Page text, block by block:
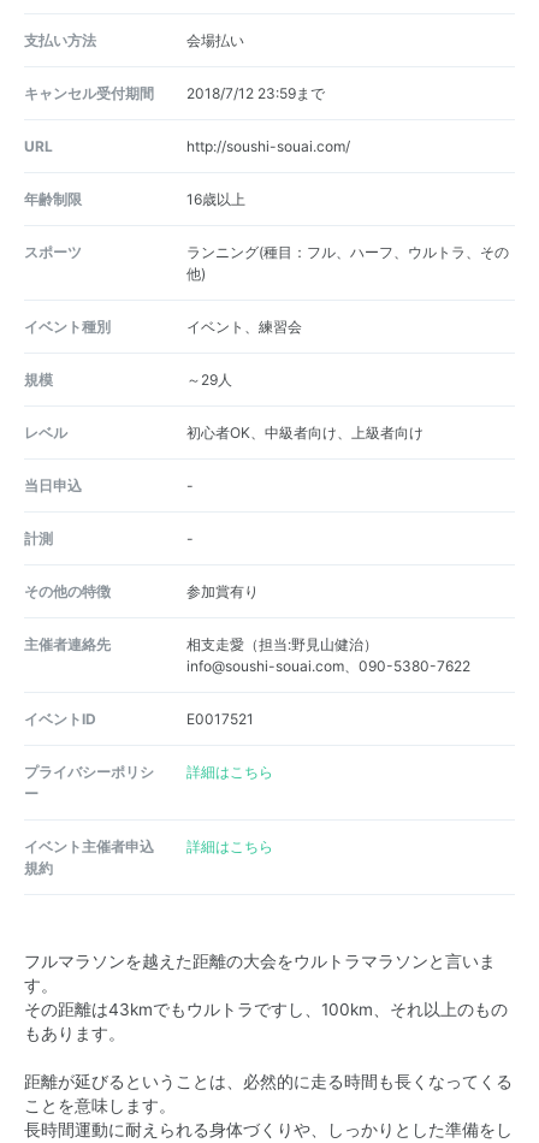
支払い方法 会場払い
キャンセル受付期間 2018/7/12 23:59まで
URL http://soushi-souai.com/
年齢制限 16歳以上
スポーツ
ランニング(種目：フル、ハーフ、ウルトラ、その
他)
イベント種別 イベント、練習会
規模 ～29人
レベル 初心者OK、中級者向け、上級者向け
当日申込 -
計測 -
その他の特徴 参加賞有り
主催者連絡先
相支走愛（担当:野見山健治）
info@soushi-souai.com、090-5380-7622
イベントID E0017521
プライバシーポリシ
ー
詳細はこちら
イベント主催者申込
規約
詳細はこちら
フルマラソンを越えた距離の大会をウルトラマラソンと言いま
す。
その距離は43kmでもウルトラですし、100km、それ以上のもの
もあります。
距離が延びるということは、必然的に走る時間も長くなってくる
ことを意味します。
長時間運動に耐えられる身体づくりや、しっかりとした準備をし